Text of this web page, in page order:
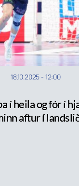
18.10.2025 - 12:00
í heila og fór í
aftur í